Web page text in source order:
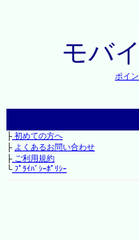
モバ
ポイ
├初めての方へ
├ よくあるお問い合わせ
├ご利用規約
└ﾌﾟﾗｲﾊﾞｼｰﾎﾟﾘｼｰ